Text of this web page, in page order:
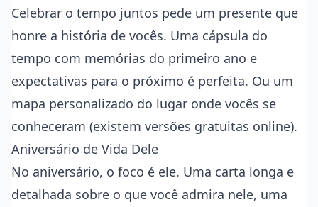
Celebrar o tempo juntos pede um presente que
honre a história de vocês. Uma cápsula do
tempo com memórias do primeiro ano e
expectativas para o próximo é perfeita. Ou um
mapa personalizado do lugar onde vocês se
conheceram (existem versões gratuitas online).
Aniversário de Vida Dele
No aniversário, o foco é ele. Uma carta longa e
detalhada sobre o que você admira nele, uma